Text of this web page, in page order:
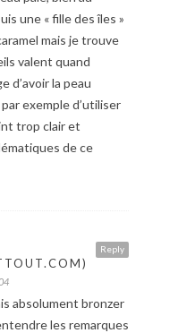
une « fille des îles »
mais je trouve
valent quand
d’avoir la peau
exemple d’utiliser
trop clair et
de ce
Reply
absolument bronzer
les remarques